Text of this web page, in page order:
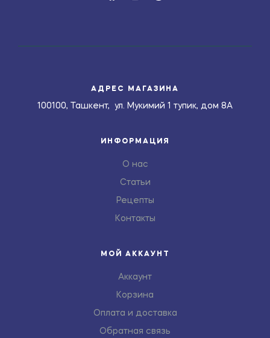
АДРЕС МАГАЗИНА
100100, Ташкент, ул. Мукимий 1 тупик, дом 8А
ИНФОРМАЦИЯ
О нас
Статьи
Рецепты
Контакты
МОЙ АККАУНТ
Аккаунт
Корзина
Оплата и доставка
Обратная связь